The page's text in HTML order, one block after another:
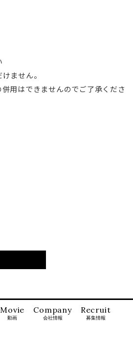
ません。
用はできませんのでご了承くださ
Movie
動画
Company
会社情報
Recruit
募集情報